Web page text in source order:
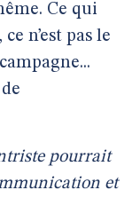
Ce qui
n’est pas le
pourrait
et